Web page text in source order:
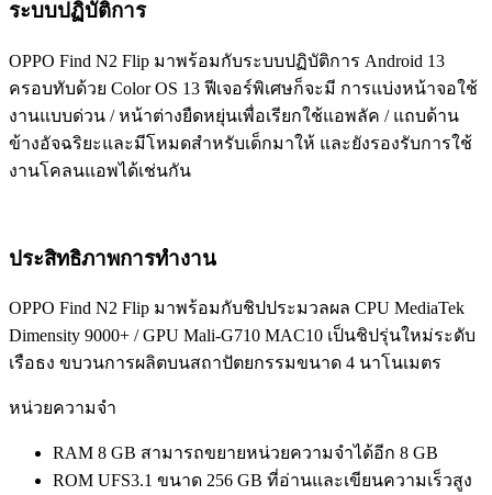
ระบบปฏิบัติการ
OPPO Find N2 Flip มาพร้อมกับระบบปฏิบัติการ Android 13
ครอบทับด้วย Color OS 13 ฟีเจอร์พิเศษก็จะมี การแบ่งหน้าจอใช้
งานแบบด่วน / หน้าต่างยืดหยุ่นเพื่อเรียกใช้แอพลัค / แถบด้าน
ข้างอัจฉริยะและมีโหมดสำหรับเด็กมาให้ และยังรองรับการใช้
งานโคลนแอพได้เช่นกัน
ประสิทธิภาพการทำงาน
OPPO Find N2 Flip มาพร้อมกับชิปประมวลผล CPU MediaTek
Dimensity 9000+ / GPU Mali-G710 MAC10 เป็นชิปรุ่นใหม่ระดับ
เรือธง ขบวนการผลิตบนสถาปัตยกรรมขนาด 4 นาโนเมตร
หน่วยความจำ
RAM 8 GB สามารถขยายหน่วยความจำได้อีก 8 GB
ROM UFS3.1 ขนาด 256 GB ที่อ่านและเขียนความเร็วสูง